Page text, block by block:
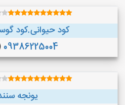
کود حیوانی.کود
09386225004
یونجه